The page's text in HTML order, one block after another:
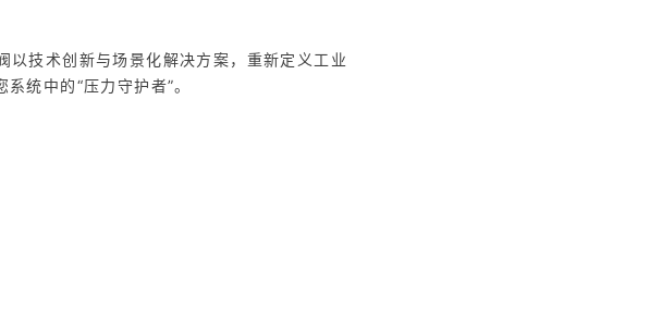
技术创新与场景化解决方案，重新定义工业
统中的“压力守护者”。